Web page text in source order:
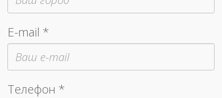
E-mail *
Телефон *